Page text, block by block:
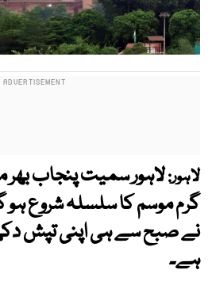
لاہور:لاہور سمیت پنجاب
گرم موسم کا سلسلہ شروع
نے صبح سے ہی اپنی تپش
ہے۔